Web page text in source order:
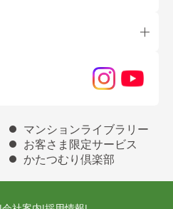
マンションライブラリー
お客さま限定サービス
かたつむり倶楽部